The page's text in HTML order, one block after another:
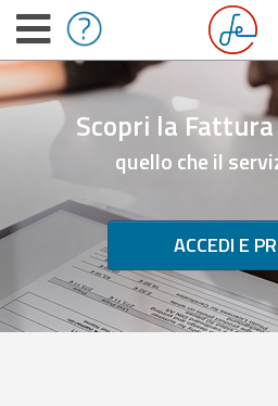
Scopri la
quello che il
ACCEDI E